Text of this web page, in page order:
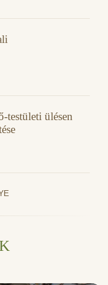
testületi ülésen